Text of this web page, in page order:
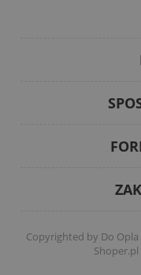
Copyrighted by Do
Shoper.pl